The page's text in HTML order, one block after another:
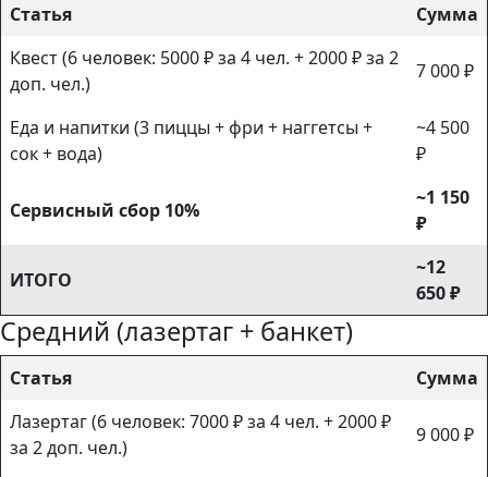
Статья
Сумма
Квест (6 человек: 5000 ₽ за 4 чел. + 2000 ₽ за 2
доп. чел.)
7 000 ₽
Еда и напитки (3 пиццы + фри + наггетсы +
сок + вода)
~4 500
₽
Сервисный сбор 10%
~1 150
₽
ИТОГО
~12
650 ₽
Средний (лазертаг + банкет)
Статья
Сумма
Лазертаг (6 человек: 7000 ₽ за 4 чел. + 2000 ₽
за 2 доп. чел.)
9 000 ₽